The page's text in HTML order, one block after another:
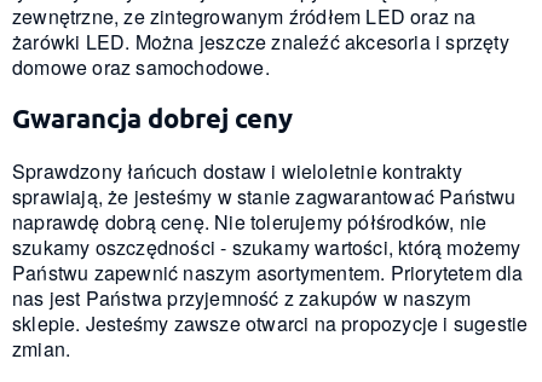
zewnętrzne, ze zintegrowanym źródłem LED oraz na
żarówki LED. Można jeszcze znaleźć akcesoria i sprzęty
domowe oraz samochodowe.
Gwarancja dobrej ceny
Sprawdzony łańcuch dostaw i wieloletnie kontrakty
sprawiają, że jesteśmy w stanie zagwarantować Państwu
naprawdę dobrą cenę. Nie tolerujemy półśrodków, nie
szukamy oszczędności - szukamy wartości, którą możemy
Państwu zapewnić naszym asortymentem. Priorytetem dla
nas jest Państwa przyjemność z zakupów w naszym
sklepie. Jesteśmy zawsze otwarci na propozycje i sugestie
zmian.